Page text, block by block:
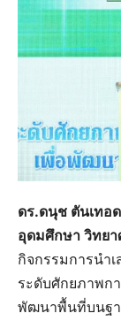
ดร.ดนุช ตันเทอ
อุดมศึกษา วิทย
กิจกรรมการนำ
ระดับศักยภาพก
พัฒนาพื้นที่บนฐ